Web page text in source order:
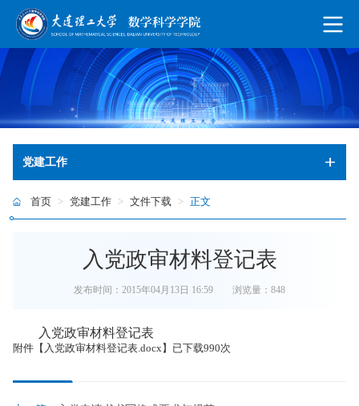
党建工作
首页 > 党建工作 > 文件下载 > 正文
入党政审材料登记表
发布时间：2015年04月13日 16:59 浏览量： 848
入党政审材料登记表
附件【 入党政审材料登记表.docx】已下载990次